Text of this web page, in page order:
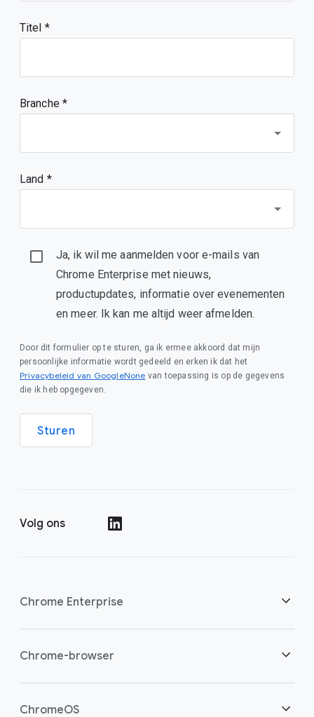
Titel
Branche *
Land *
Ja, ik wil me aanmelden voor e-mails van
Chrome Enterprise met nieuws,
productupdates, informatie over evenementen
en meer. Ik kan me altijd weer afmelden.
Door dit formulier op te sturen, ga ik ermee akkoord dat mijn
persoonlijke informatie wordt gedeeld en erken ik dat het
Privacybeleid van GoogleNone van toepassing is op de gegevens
die ik heb opgegeven.
Sturen
Volg ons
Chrome Enterprise
Beveiliging
Chrome-browser
Overzicht
ChromeOS